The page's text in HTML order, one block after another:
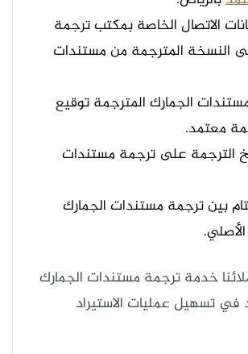
الاتصال الخاصة بمكتب ترجمة
النسخة المترجمة من مستندات
الجمارك المترجمة توقيع
معتمد.
الترجمة على ترجمة مستندات
بين ترجمة مستندات الجمارك
خدمة ترجمة مستندات الجمارك
في تسهيل عمليات الاستيراد